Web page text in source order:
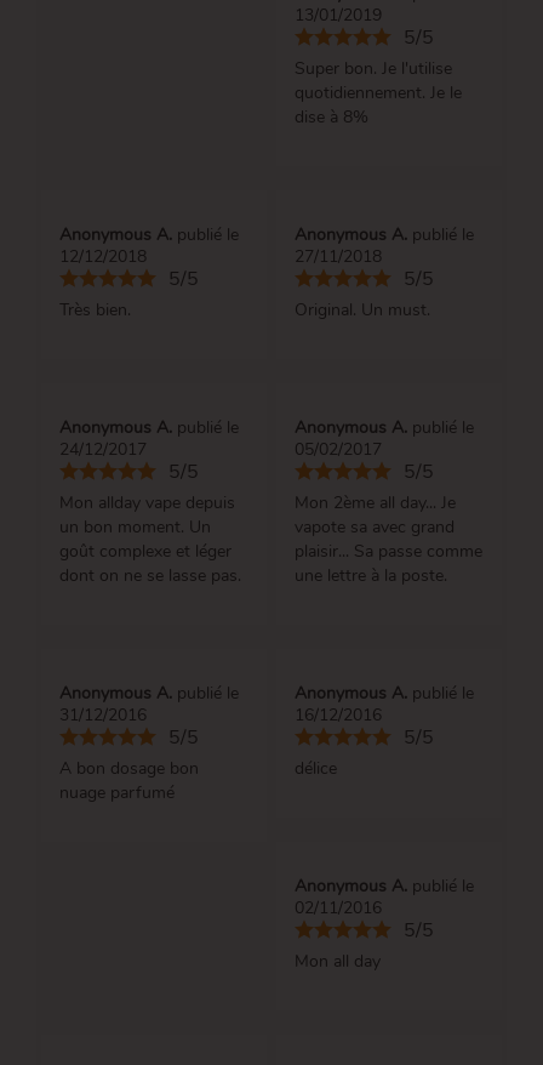
13/01/2019
5/5
Super bon. Je l'utilise
quotidiennement. Je le
dise à 8%
Anonymous A. publié le
12/12/2018
5/5
Très bien.
Anonymous A. publié le
27/11/2018
5/5
Original. Un must.
Anonymous A. publié le
24/12/2017
5/5
Mon allday vape depuis
un bon moment. Un
goût complexe et léger
dont on ne se lasse pas.
Anonymous A. publié le
05/02/2017
5/5
Mon 2ème all day... Je
vapote sa avec grand
plaisir... Sa passe comme
une lettre à la poste.
Anonymous A. publié le
31/12/2016
5/5
A bon dosage bon
nuage parfumé
Anonymous A. publié le
16/12/2016
5/5
délice
Anonymous A. publié le
02/11/2016
5/5
Mon all day